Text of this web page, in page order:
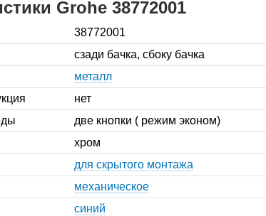
Grohe 38772001
38772001
сзади бачка, сбоку бачка
металл
нет
две кнопки ( режим эконом)
хром
для скрытого монтажа
механическое
синий